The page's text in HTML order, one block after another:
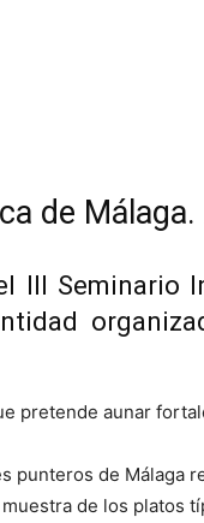
de
III Seminario
pretende aunar
punteros de Málaga
de los platos